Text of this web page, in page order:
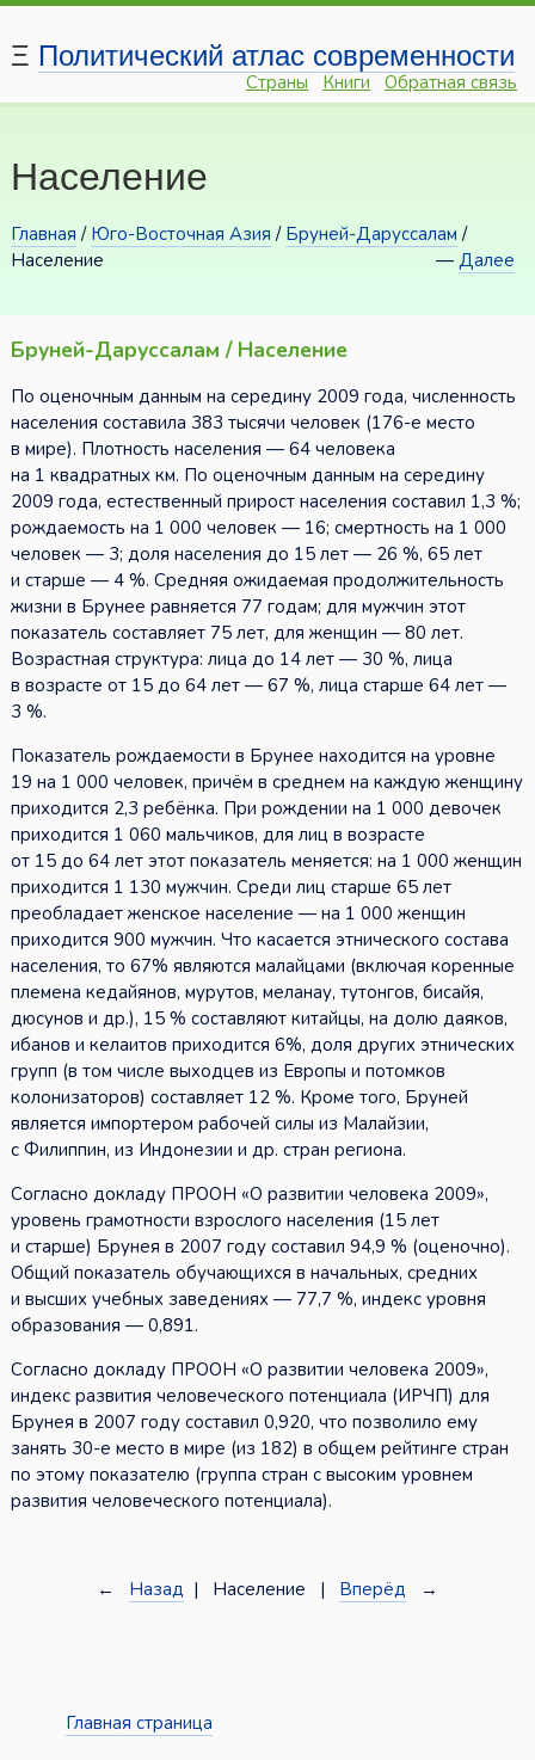
Ξ Политический атлас современности
Страны Книги Обратная связь
Население
Главная / Юго-Восточная Азия / Бруней-Даруссалам /
Население
—Далее
Бруней-Даруссалам / Население
По оценочным данным на середину 2009 года, численность
населения составила 383 тысячи человек (176-е место
в мире). Плотность населения — 64 человека
на 1 квадратных км. По оценочным данным на середину
2009 года, естественный прирост населения составил 1,3 %;
рождаемость на 1 000 человек — 16; смертность на 1 000
человек — 3; доля населения до 15 лет — 26 %, 65 лет
и старше — 4 %. Средняя ожидаемая продолжительность
жизни в Брунее равняется 77 годам; для мужчин этот
показатель составляет 75 лет, для женщин — 80 лет.
Возрастная структура: лица до 14 лет — 30 %, лица
в возрасте от 15 до 64 лет — 67 %, лица старше 64 лет —
3 %.
Показатель рождаемости в Брунее находится на уровне
19 на 1 000 человек, причём в среднем на каждую женщину
приходится 2,3 ребёнка. При рождении на 1 000 девочек
приходится 1 060 мальчиков, для лиц в возрасте
от 15 до 64 лет этот показатель меняется: на 1 000 женщин
приходится 1 130 мужчин. Среди лиц старше 65 лет
преобладает женское население — на 1 000 женщин
приходится 900 мужчин. Что касается этнического состава
населения, то 67% являются малайцами (включая коренные
племена кедайянов, мурутов, меланау, тутонгов, бисайя,
дюсунов и др.), 15 % составляют китайцы, на долю даяков,
ибанов и келаитов приходится 6%, доля других этнических
групп (в том числе выходцев из Европы и потомков
колонизаторов) составляет 12 %. Кроме того, Бруней
является импортером рабочей силы из Малайзии,
с Филиппин, из Индонезии и др. стран региона.
Согласно докладу ПРООН «О развитии человека 2009»,
уровень грамотности взрослого населения (15 лет
и старше) Брунея в 2007 году составил 94,9 % (оценочно).
Общий показатель обучающихся в начальных, средних
и высших учебных заведениях — 77,7 %, индекс уровня
образования — 0,891.
Согласно докладу ПРООН «О развитии человека 2009»,
индекс развития человеческого потенциала (ИРЧП) для
Брунея в 2007 году составил 0,920, что позволило ему
занять 30-е место в мире (из 182) в общем рейтинге стран
по этому показателю (группа стран с высоким уровнем
развития человеческого потенциала).
← Назад | Население | Вперёд →
Главная страница